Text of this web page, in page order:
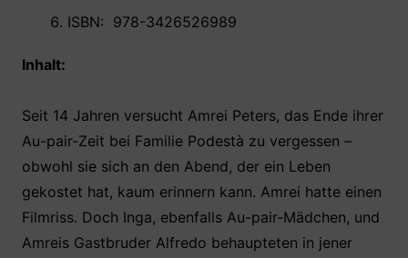
ISBN: ‎ 978-3426526989
Inhalt:
Seit 14 Jahren versucht Amrei Peters, das Ende ihrer
Au-pair-Zeit bei Familie Podestà zu vergessen –
obwohl sie sich an den Abend, der ein Leben
gekostet hat, kaum erinnern kann. Amrei hatte einen
Filmriss. Doch Inga, ebenfalls Au-pair-Mädchen, und
Amreis Gastbruder Alfredo behaupteten in jener